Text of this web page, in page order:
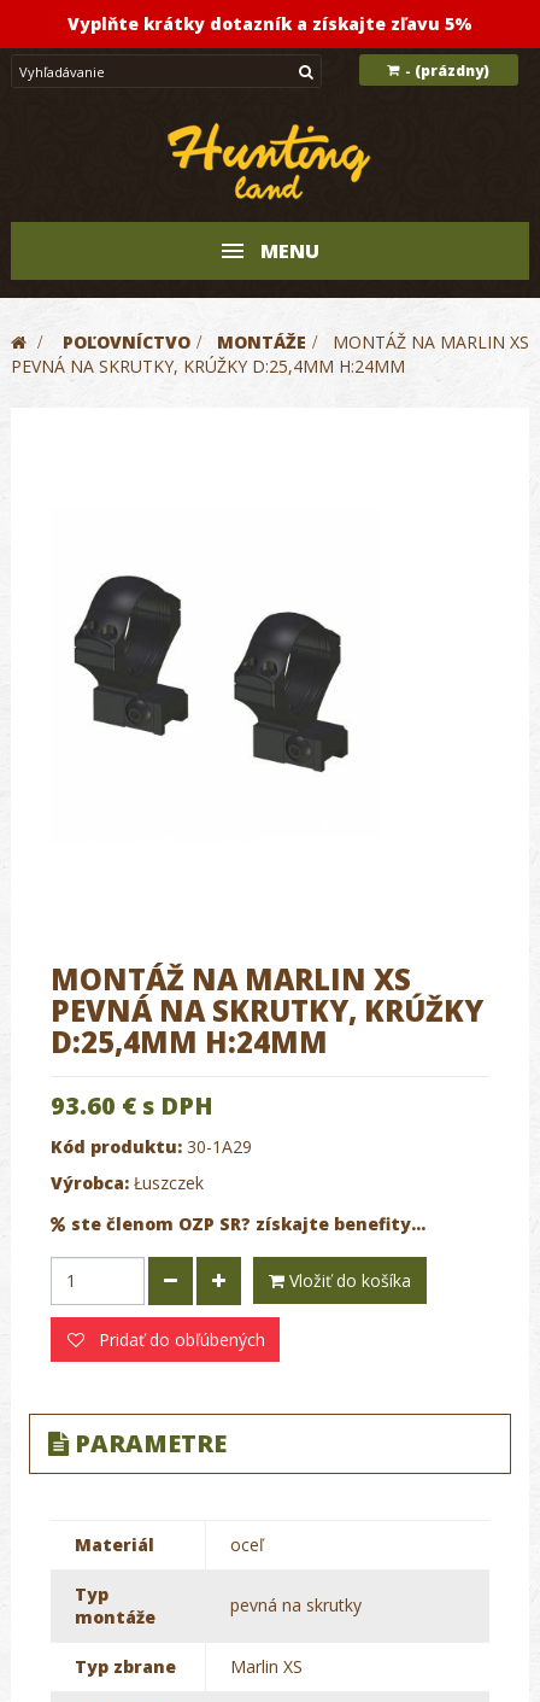
Vyplňte krátky dotazník a získajte zľavu 5%
- (prázdny)
MENU
> POĽOVNÍCTVO > MONTÁŽE >
MONTÁŽ NA MARLIN XS
PEVNÁ NA SKRUTKY, KRÚŽKY D:25,4MM H:24MM
MONTÁŽ NA MARLIN XS
PEVNÁ NA SKRUTKY, KRÚŽKY
D:25,4MM H:24MM
93.60 € s DPH
Kód produktu: 30-1A29
Výrobca: Łuszczek
ste členom OZP SR? získajte benefity...
Vložiť do košíka
Pridať do obľúbených
PARAMETRE
Materiál oceľ
Typ
montáže
pevná na skrutky
Typ zbrane Marlin XS